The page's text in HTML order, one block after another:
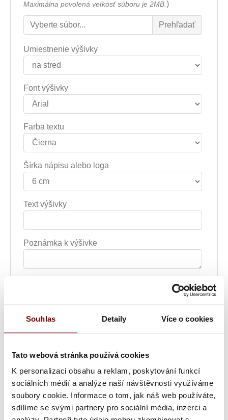
Souhlas Detaily Více o cookies
Tato webová stránka používá cookies
K personalizaci obsahu a reklam, poskytování funkcí
sociálních médií a analýze naší návštěvnosti využíváme
soubory cookie. Informace o tom, jak náš web používáte,
sdílíme se svými partnery pro sociální média, inzerci a
Maximálna povolená veľkosť súboru je 2MB. )
Umiestnenie výšivky
Font výšivky
Farba textu
Šírka nápisu alebo loga
Text výšivky
Poznámka k výšivke
Vyšitie loga a textu (bez grafickej úpravy) +
10.20€